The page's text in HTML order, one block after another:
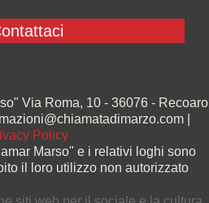
Via Roma, 10 - 36076 - Recoaro
|
Policy
Marso" e i relativi loghi sono
il loro utilizzo non autorizzato